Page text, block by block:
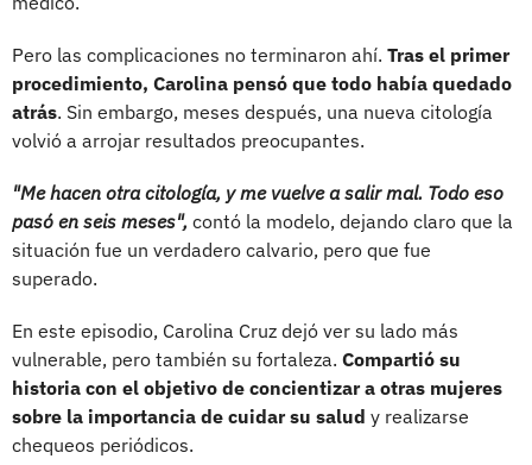
Pero las complicaciones no terminaron ahí. Tras el primer
procedimiento, Carolina pensó que todo había quedado
atrás. Sin embargo, meses después, una nueva citología
volvió a arrojar resultados preocupantes.
"Me hacen otra citología, y me vuelve a salir mal. Todo eso
pasó en seis meses", contó la modelo, dejando claro que la
situación fue un verdadero calvario, pero que fue
superado.
En este episodio, Carolina Cruz dejó ver su lado más
vulnerable, pero también su fortaleza. Compartió su
historia con el objetivo de concientizar a otras mujeres
sobre la importancia de cuidar su salud y realizarse
chequeos periódicos.